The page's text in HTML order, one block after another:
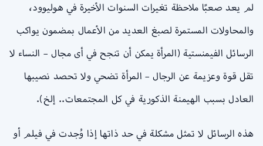
لم يعد صعبًا ملاحظة تغيرات السنوات الأخيرة في هوليوود،
والمحاولات المستمرة لصبغ العديد من الأعمال بمضمون يواكب
الرسائل الفيمنستية (المرأة يمكن أن تنجح في أى مجال – النساء لا
تقل قوة وعزيمة عن الرجال – المرأة تضحي ولا تحصد نصيبها
العادل بسبب الهيمنة الذكورية في كل المجتمعات.. إلخ).
هذه الرسائل لا تمثل مشكلة في حد ذاتها إذا وُجدت في فيلم أو